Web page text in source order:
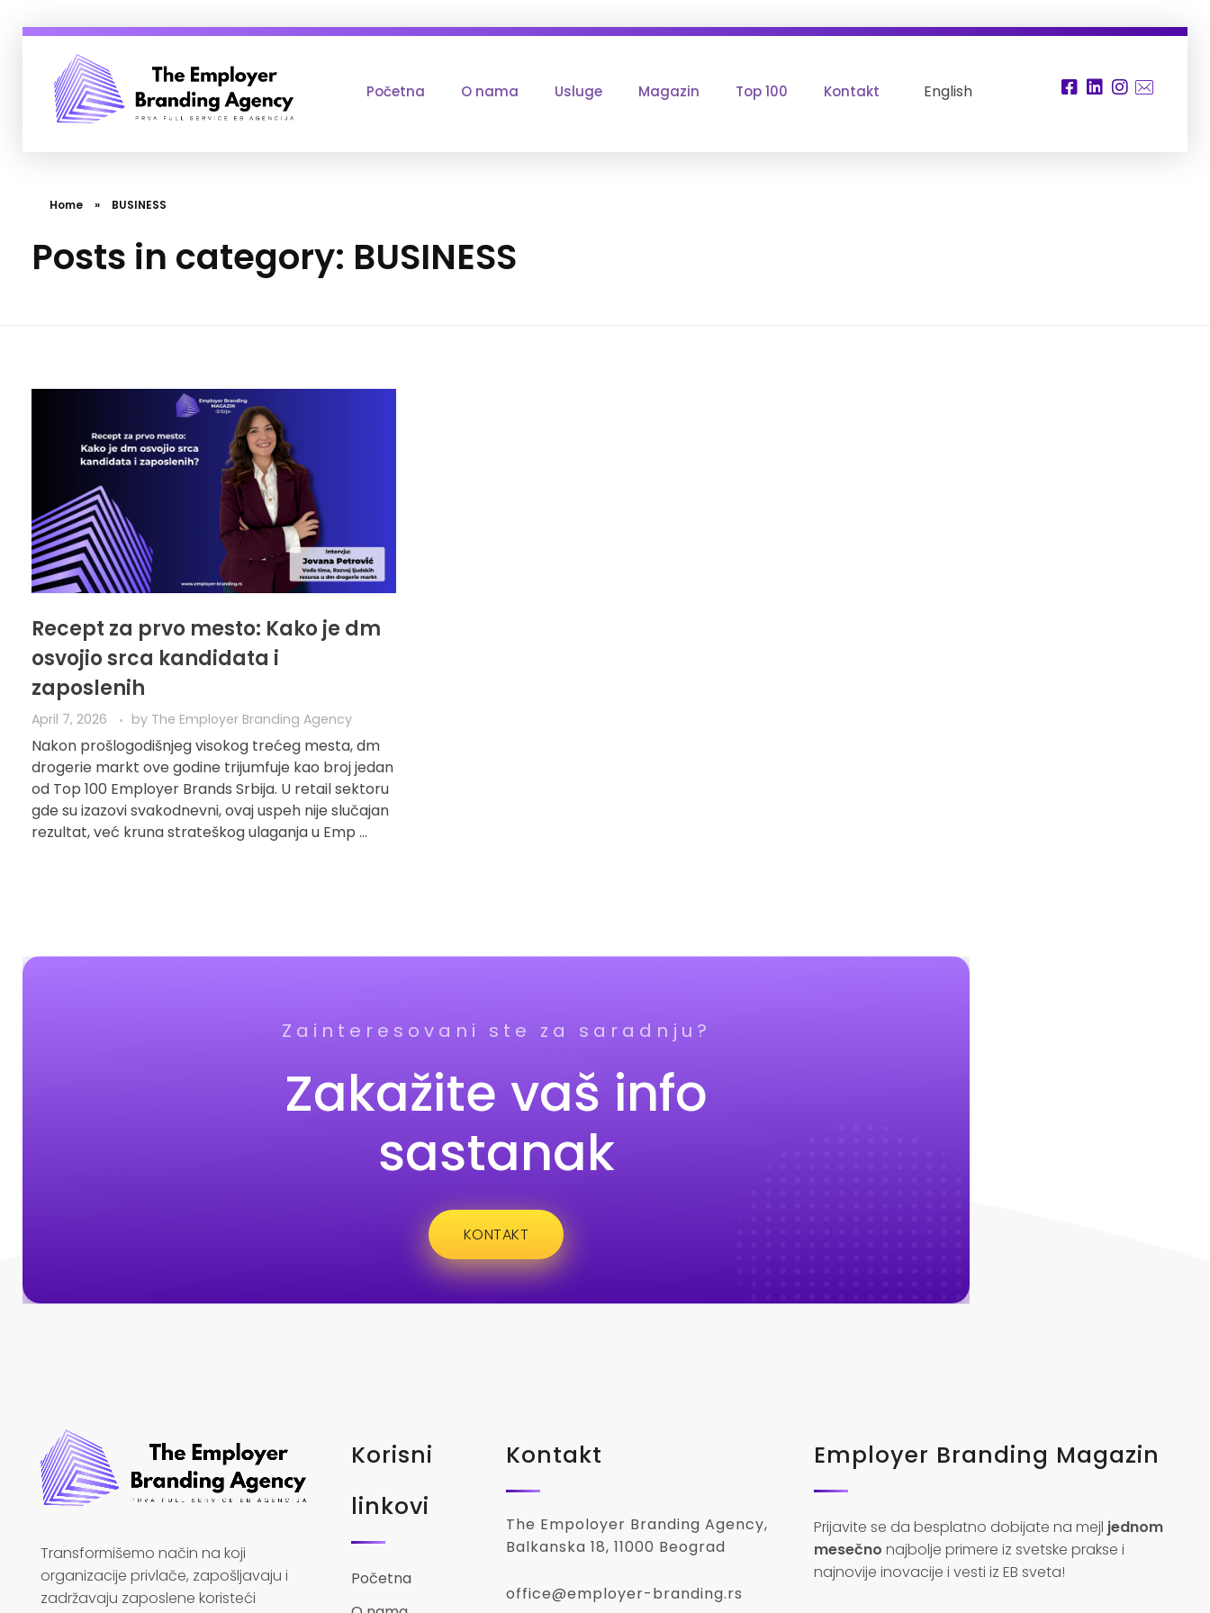
Početna O nama Usluge Magazin Top 100 Kontakt English
Home » BUSINESS
Posts in category: BUSINESS
Recept za prvo mesto: Kako je dm
osvojio srca kandidata i
zaposlenih
April 7, 2026 by The Employer Branding Agency
Nakon prošlogodišnjeg visokog trećeg mesta, dm
drogerie markt ove godine trijumfuje kao broj jedan
od Top 100 Employer Brands Srbija. U retail sektoru
gde su izazovi svakodnevni, ovaj uspeh nije slučajan
rezultat, već kruna strateškog ulaganja u Emp ...
Zainteresovani ste za saradnju?
Zakažite vaš info
sastanak
KONTAKT
Transformišemo način na koji
organizacije privlače, zapošljavaju i
zadržavaju zaposlene koristeći
Korisni
linkovi
Početna
Kontakt
The Empoloyer Branding Agency,
Balkanska 18, 11000 Beograd
office@employer-branding.rs
Employer Branding Magazin
Prijavite se da besplatno dobijate na mejl jednom
mesečno najbolje primere iz svetske prakse i
najnovije inovacije i vesti iz EB sveta!